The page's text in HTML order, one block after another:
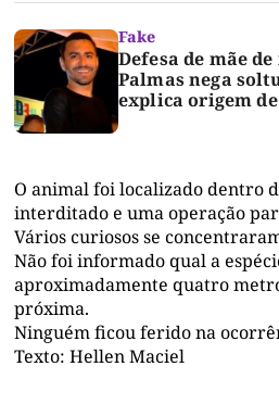
Fake
Defesa de mãe
Palmas nega
explica origem
O animal foi localizado dentro
interditado e uma operação
Vários curiosos se
Não foi informado qual a
aproximadamente quatro
próxima.
Ninguém ficou ferido na
Texto: Hellen Maciel